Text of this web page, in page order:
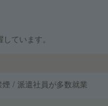
ています。
/ 派遣社員が多数就業